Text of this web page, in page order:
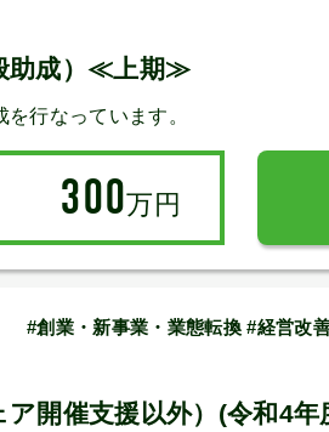
助成）≪上期≫
行なっています。
300万円
#創業・新事業・業態転換 #経営改
ア開催支援以外）(令和4年